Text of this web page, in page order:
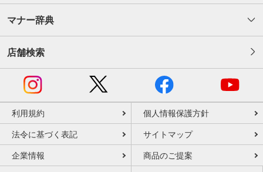
マナー辞典
店舗検索
利用規約 個人情報保護方針
法令に基づく表記 サイトマップ
企業情報 商品のご提案